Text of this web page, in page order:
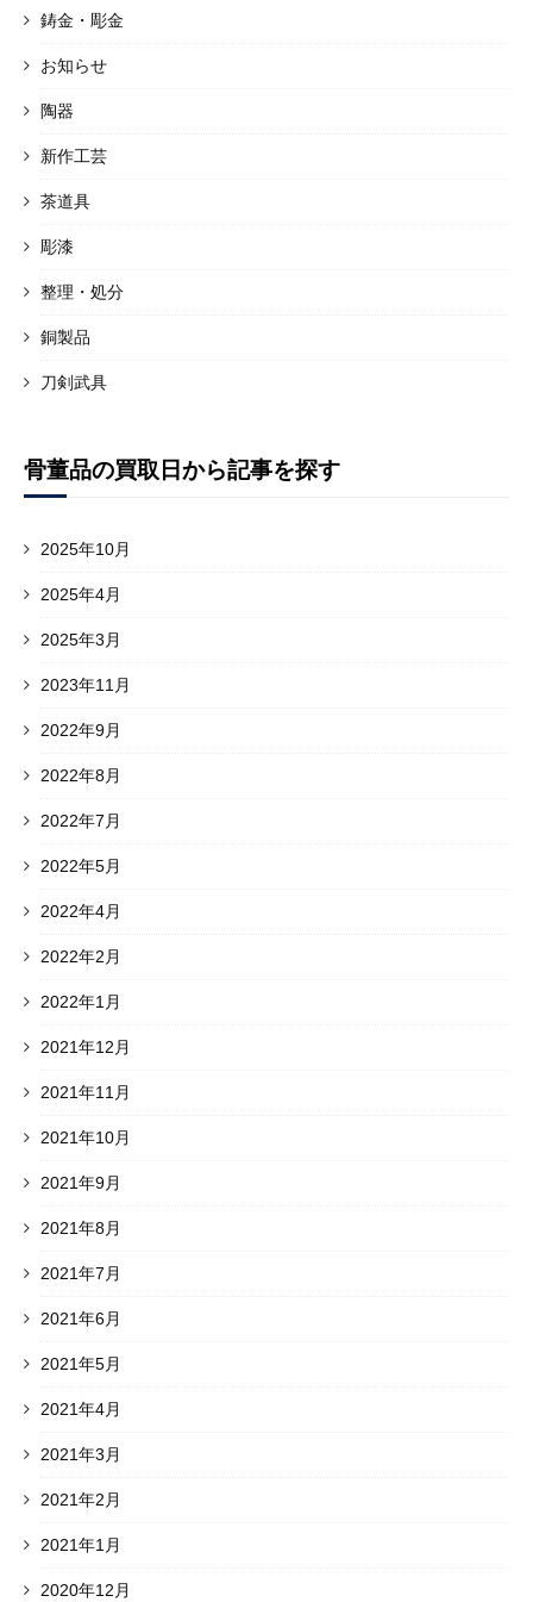
鋳金・彫金
お知らせ
陶器
新作工芸
茶道具
彫漆
整理・処分
銅製品
刀剣武具
骨董品の買取日から記事を探す
2025年10月
2025年4月
2025年3月
2023年11月
2022年9月
2022年8月
2022年7月
2022年5月
2022年4月
2022年2月
2022年1月
2021年12月
2021年11月
2021年10月
2021年9月
2021年8月
2021年7月
2021年6月
2021年5月
2021年4月
2021年3月
2021年2月
2021年1月
2020年12月